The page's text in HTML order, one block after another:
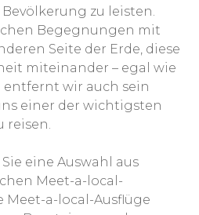
zu leisten.
Begegnungen mit
Seite der Erde, diese
miteinander – egal wie
wir auch sein
einer der wichtigsten
reisen.
eine Auswahl aus
Meet-a-local-
Meet-a-local-Ausflüge